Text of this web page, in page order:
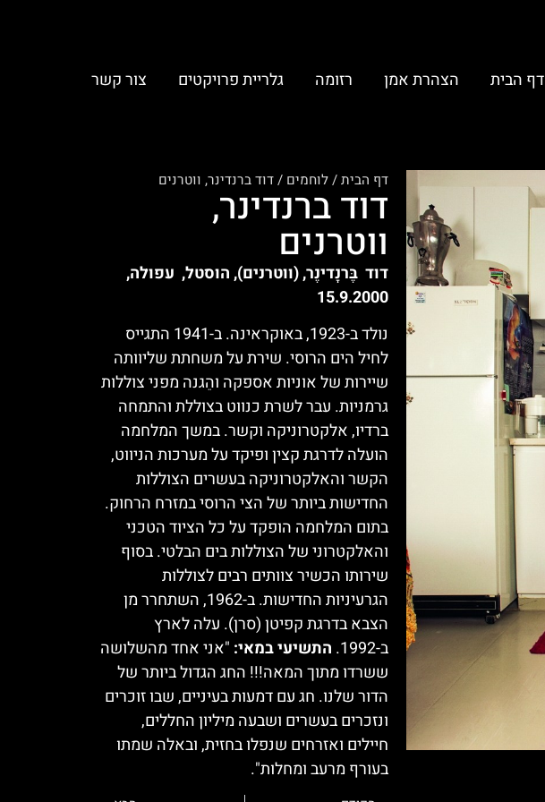
דף הבית הצהרת אמן רזומה גלריית פרויקטים צור קשר
דף הבית/לוחמים /דוד ברנדינר, ווטרנים
דוד ברנדינר,
ווטרנים
דוד בֶּרנָדינֶר, (ווטרנים), הוסטל, עפולה,
15.9.2000
נולד ב-1923, באוקראינה. ב-1941 התגייס
לחיל הים הרוסי. שירת על משחתת שליוותה
שיירות של אוניות אספקה והֵגנה מפני צוללות
גרמניות. עבר לשרת כנווט בצוללת והתמחה
ברדיו, אלקטרוניקה וקשר. במשך המלחמה
הועלה לדרגת קצין ופיקד על מערכות הניווט,
הקשר והאלקטרוניקה בעשרים הצוללות
החדישות ביותר של הצי הרוסי במזרח הרחוק.
בתום המלחמה הופקד על כל הציוד הטכני
והאלקטרוני של הצוללות בים הבלטי. בסוף
שירותו הכשיר צוותים רבים לצוללות
הגרעיניות החדישות. ב-1962, השתחרר מן
הצבא בדרגת קפיטן (סרן). עלה לארץ
ב-1992.
התשיעי במאי: "אני אחד מהשלושה
ששרדו מתוך המאה!!! החג הגדול ביותר של
הדור שלנו. חג עם דמעות בעיניים, שבו זוכרים
ונזכרים בעשרים ושבעה מיליון החללים,
חיילים ואזרחים שנפלו בחזית, ובאלה שמתו
בעורף מרעב ומחלות".